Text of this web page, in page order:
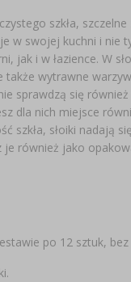
szkła,
w swojej kuchni i nie
jak i w łazience. W
wytrawne
sprawdzą się
dla nich miejsce
szkła, słoiki nadają
je również jako
po 12 sztuk,